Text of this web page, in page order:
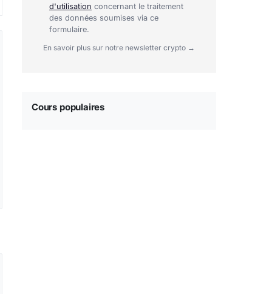
d'utilisation concernant le traitement
des données soumises via ce
formulaire.
En savoir plus sur notre newsletter crypto →
Cours populaires